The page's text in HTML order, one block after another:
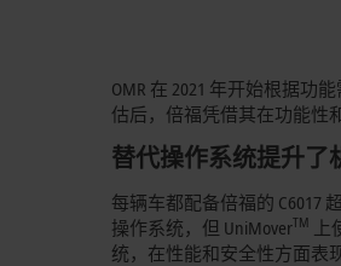
OMR 在 2021 年开始根据
估后，倍福凭借其在功能性
替代操作系统提升了
每辆车都配备倍福的 C6017
操作系统，但 UniMoverTM
统，在性能和安全性方面表